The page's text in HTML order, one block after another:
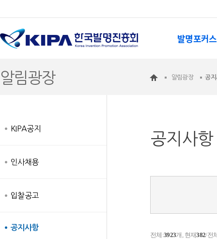
발명포커스
알림광장 알림광장 공
KIPA공지
인사채용
입찰공고
공지사항
공지사항
전체:3923개, 현재382/전